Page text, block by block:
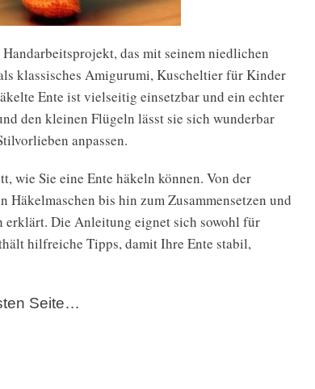
das mit seinem niedlichen
klassisches Amigurumi, Kuscheltier für Kinder
Ente ist vielseitig einsetzbar und ein echter
den kleinen Flügeln lässt sie sich wunderbar
anpassen.
wie Sie eine Ente häkeln können. Von der
Häkelmaschen bis hin zum Zusammensetzen und
Die Anleitung eignet sich sowohl für
hilfreiche Tipps, damit Ihre Ente stabil,
Seite…